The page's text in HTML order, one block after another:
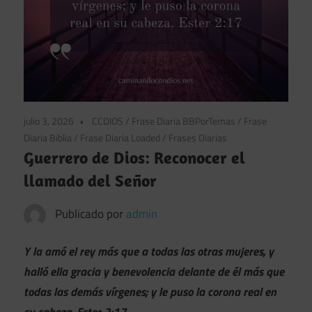
julio 3, 2026 CCDIOS / Frase Diaria BBPorTemas / Frase
Diaria Biblia / Frase Diaria Loaded / Frases Diarias
Guerrero de Dios: Reconocer el
llamado del Señor
Publicado por admin
Y la amó el rey más que a todas las otras mujeres, y
halló ella gracia y benevolencia delante de él más que
todas las demás vírgenes; y le puso la corona real en